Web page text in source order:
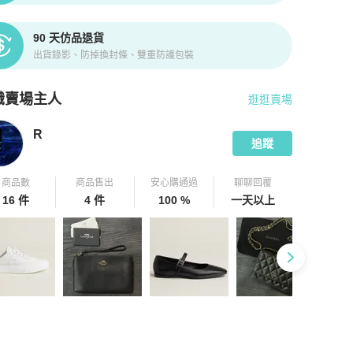
90 天仿品退貨
出貨錄影、防掉換封條、雙重防護包裝
賣場主人
拍拍圈嚴選賣家
逛逛賣場
R
追蹤
商品數
16 件
商品售出
4 件
安心購通過
100 %
聊聊回覆
一天以上